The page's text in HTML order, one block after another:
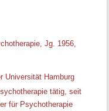
Jg. 1956,
Universität Hamburg
tätig, seit
für Psychotherapie